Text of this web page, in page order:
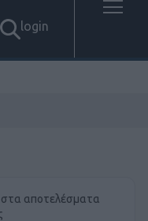
login
στα αποτελέσματα